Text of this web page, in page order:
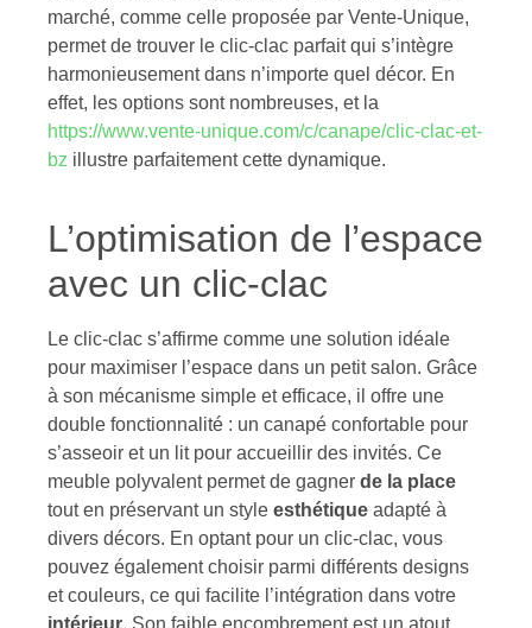
marché, comme celle proposée par Vente-Unique,
permet de trouver le clic-clac parfait qui s’intègre
harmonieusement dans n’importe quel décor. En
effet, les options sont nombreuses, et la
https://www.vente-unique.com/c/canape/clic-clac-et-
bz illustre parfaitement cette dynamique.
L’optimisation de l’espace
avec un clic-clac
Le clic-clac s’affirme comme une solution idéale
pour maximiser l’espace dans un petit salon. Grâce
à son mécanisme simple et efficace, il offre une
double fonctionnalité : un canapé confortable pour
s’asseoir et un lit pour accueillir des invités. Ce
meuble polyvalent permet de gagner de la place
tout en préservant un style esthétique adapté à
divers décors. En optant pour un clic-clac, vous
pouvez également choisir parmi différents designs
et couleurs, ce qui facilite l’intégration dans votre
intérieur. Son faible encombrement est un atout